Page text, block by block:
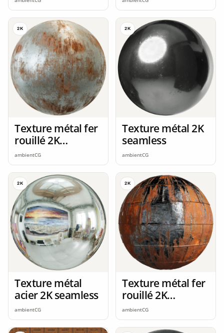
2K
Texture métal fer
rouillé 2K
seamless
ambientCG
2K
Texture métal 2K
seamless
ambientCG
2K
Texture métal
acier 2K seamless
ambientCG
2K
Texture métal fer
rouillé 2K
seamless
ambientCG